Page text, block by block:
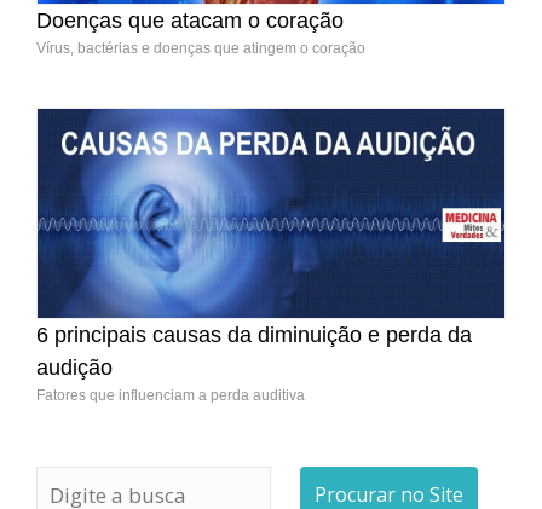
Doenças que atacam o coração
Vírus, bactérias e doenças que atingem o coração
6 principais causas da diminuição e perda da
audição
Fatores que influenciam a perda auditiva
Procurar no Site